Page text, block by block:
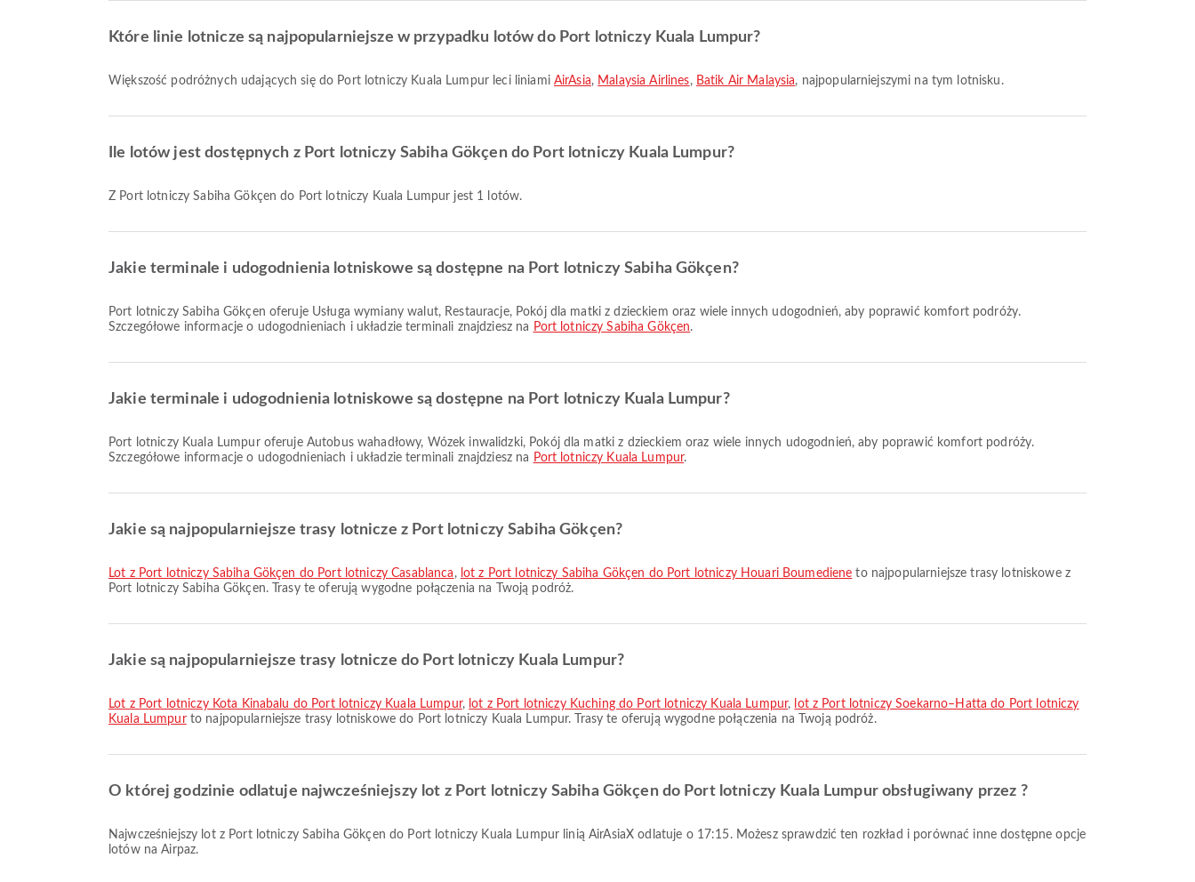
Które linie lotnicze są najpopularniejsze w przypadku lotów do Port lotniczy Kuala Lumpur?
Większość podróżnych udających się do Port lotniczy Kuala Lumpur leci liniami AirAsia, Malaysia Airlines, Batik Air Malaysia, najpopularniejszymi na tym lotnisku.
Ile lotów jest dostępnych z Port lotniczy Sabiha Gökçen do Port lotniczy Kuala Lumpur?
Z Port lotniczy Sabiha Gökçen do Port lotniczy Kuala Lumpur jest 1 lotów.
Jakie terminale i udogodnienia lotniskowe są dostępne na Port lotniczy Sabiha Gökçen?
Port lotniczy Sabiha Gökçen oferuje Usługa wymiany walut, Restauracje, Pokój dla matki z dzieckiem oraz wiele innych udogodnień, aby poprawić komfort podróży.
Szczegółowe informacje o udogodnieniach i układzie terminali znajdziesz na Port lotniczy Sabiha Gökçen.
Jakie terminale i udogodnienia lotniskowe są dostępne na Port lotniczy Kuala Lumpur?
Port lotniczy Kuala Lumpur oferuje Autobus wahadłowy, Wózek inwalidzki, Pokój dla matki z dzieckiem oraz wiele innych udogodnień, aby poprawić komfort podróży.
Szczegółowe informacje o udogodnieniach i układzie terminali znajdziesz na Port lotniczy Kuala Lumpur.
Jakie są najpopularniejsze trasy lotnicze z Port lotniczy Sabiha Gökçen?
lot z Port lotniczy Sabiha Gökçen do Port lotniczy Casablanca , lot z Port lotniczy Sabiha Gökçen do Port lotniczy Houari Boumediene to najpopularniejsze trasy lotniskowe z
Port lotniczy Sabiha Gökçen. Trasy te oferują wygodne połączenia na Twoją podróż.
Jakie są najpopularniejsze trasy lotnicze do Port lotniczy Kuala Lumpur?
lot z Port lotniczy Kota Kinabalu do Port lotniczy Kuala Lumpur, lot z Port lotniczy Kuching do Port lotniczy Kuala Lumpur, lot z Port lotniczy Soekarno–Hatta do Port lotniczy
Kuala Lumpurto najpopularniejsze trasy lotniskowe do Port lotniczy Kuala Lumpur. Trasy te oferują wygodne połączenia na Twoją podróż.
O której godzinie odlatuje najwcześniejszy lot z Port lotniczy Sabiha Gökçen do Port lotniczy Kuala Lumpur obsługiwany przez ?
Najwcześniejszy lot z Port lotniczy Sabiha Gökçen do Port lotniczy Kuala Lumpur linią AirAsiaX odlatuje o 17:15. Możesz sprawdzić ten rozkład i porównać inne dostępne opcje
lotów na Airpaz.